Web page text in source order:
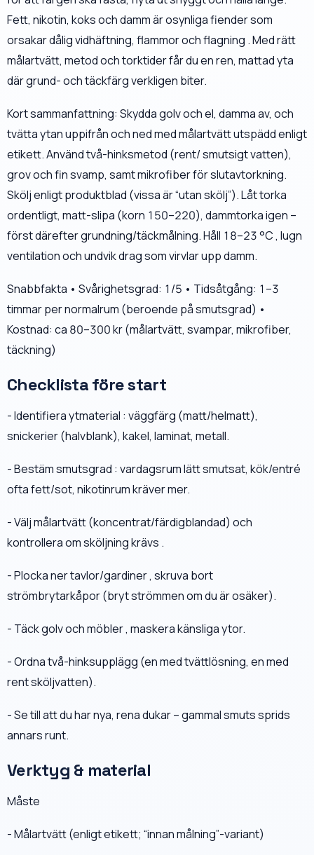
Fett, nikotin, koks och damm är osynliga fiender som
orsakar dålig vidhäftning, flammor och flagning . Med rätt
målartvätt, metod och torktider får du en ren, mattad yta
där grund- och täckfärg verkligen biter.
Kort sammanfattning: Skydda golv och el, damma av, och
tvätta ytan uppifrån och ned med målartvätt utspädd enligt
etikett. Använd två-hinksmetod (rent/ smutsigt vatten),
grov och fin svamp, samt mikrofiber för slutavtorkning.
Skölj enligt produktblad (vissa är “utan skölj”). Låt torka
ordentligt, matt-slipa (korn 150–220), dammtorka igen –
först därefter grundning/täckmålning. Håll 18–23 °C , lugn
ventilation och undvik drag som virvlar upp damm.
Snabbfakta • Svårighetsgrad: 1/5 • Tidsåtgång: 1–3
timmar per normalrum (beroende på smutsgrad) •
Kostnad: ca 80–300 kr (målartvätt, svampar, mikrofiber,
täckning)
Checklista före start
- Identifiera ytmaterial : väggfärg (matt/helmatt),
snickerier (halvblank), kakel, laminat, metall.
- Bestäm smutsgrad : vardagsrum lätt smutsat, kök/entré
ofta fett/sot, nikotinrum kräver mer.
- Välj målartvätt (koncentrat/färdigblandad) och
kontrollera om sköljning krävs .
- Plocka ner tavlor/gardiner , skruva bort
strömbrytarkåpor (bryt strömmen om du är osäker).
- Täck golv och möbler , maskera känsliga ytor.
- Ordna två-hinksupplägg (en med tvättlösning, en med
rent sköljvatten).
- Se till att du har nya, rena dukar – gammal smuts sprids
annars runt.
Verktyg & material
Måste
- Målartvätt (enligt etikett; “innan målning”-variant)